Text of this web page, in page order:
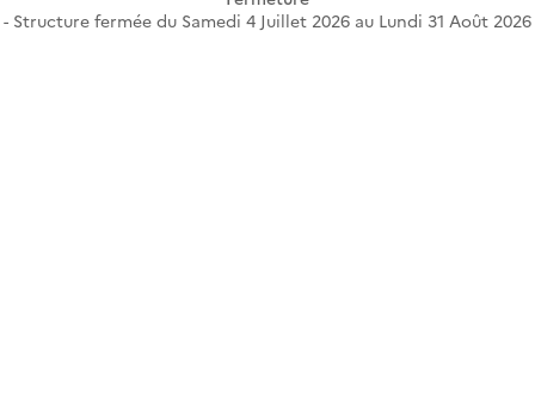
Structure fermée du Samedi 4 Juillet 2026 au Lundi 31 Août 2026